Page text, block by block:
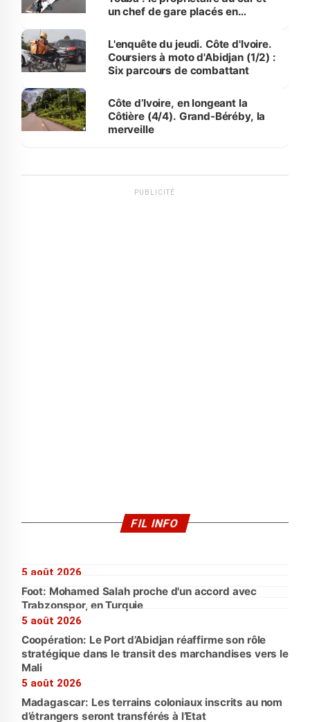
un chef de gare placés en
L'enquête du jeudi. Côte d'Ivoire.
Coursiers à moto d'Abidjan (1/2) :
Six parcours de combattant
Côte d’Ivoire, en longeant la
Côtière (4/4). Grand-Béréby, la
merveille
PUBLICITÉ
FIL INFO
5 août 2026
Foot: Mohamed Salah proche d'un accord avec
Trabzonspor, en Turquie
5 août 2026
Coopération: Le Port d’Abidjan réaffirme son rôle
stratégique dans le transit des marchandises vers le
Mali
5 août 2026
Madagascar: Les terrains coloniaux inscrits au nom
d’étrangers seront transférés à l’Etat